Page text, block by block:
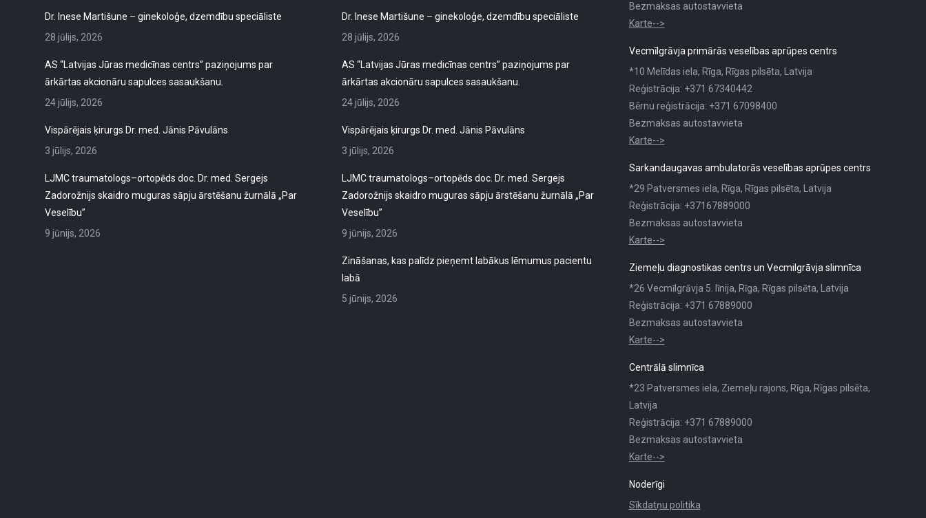
Dr. Inese Martišune – ginekoloģe, dzemdību speciāliste
28 jūlijs, 2026
AS “Latvijas Jūras medicīnas centrs” paziņojums par
ārkārtas akcionāru sapulces sasaukšanu.
24 jūlijs, 2026
Vispārējais ķirurgs Dr. med. Jānis Pāvulāns
3 jūlijs, 2026
LJMC traumatologs–ortopēds doc. Dr. med. Sergejs
Zadorožnijs skaidro muguras sāpju ārstēšanu žurnālā „Par
Veselību”
9 jūnijs, 2026
Dr. Inese Martišune – ginekoloģe, dzemdību speciāliste
28 jūlijs, 2026
AS “Latvijas Jūras medicīnas centrs” paziņojums par
ārkārtas akcionāru sapulces sasaukšanu.
24 jūlijs, 2026
Vispārējais ķirurgs Dr. med. Jānis Pāvulāns
3 jūlijs, 2026
LJMC traumatologs–ortopēds doc. Dr. med. Sergejs
Zadorožnijs skaidro muguras sāpju ārstēšanu žurnālā „Par
Veselību”
9 jūnijs, 2026
Zināšanas, kas palīdz pieņemt labākus lēmumus pacientu
labā
5 jūnijs, 2026
Bezmaksas autostavvieta
Karte-->
Vecmīlgrāvja primārās veselības aprūpes centrs
*10 Melīdas iela, Rīga, Rīgas pilsēta, Latvija
Reģistrācija: +371 67340442
Bērnu reģistrācija: +371 67098400
Bezmaksas autostavvieta
Karte-->
Sarkandaugavas ambulatorās veselības aprūpes centrs
*29 Patversmes iela, Rīga, Rīgas pilsēta, Latvija
Reģistrācija: +37167889000
Bezmaksas autostavvieta
Karte-->
Ziemeļu diagnostikas centrs un Vecmilgrāvja slimnīca
*26 Vecmīlgrāvja 5. līnija, Rīga, Rīgas pilsēta, Latvija
Reģistrācija: +371 67889000
Bezmaksas autostavvieta
Karte-->
Centrālā slimnīca
*23 Patversmes iela, Ziemeļu rajons, Rīga, Rīgas pilsēta,
Latvija
Reģistrācija: +371 67889000
Bezmaksas autostavvieta
Karte-->
Noderīgi
Sīkdatņu politika